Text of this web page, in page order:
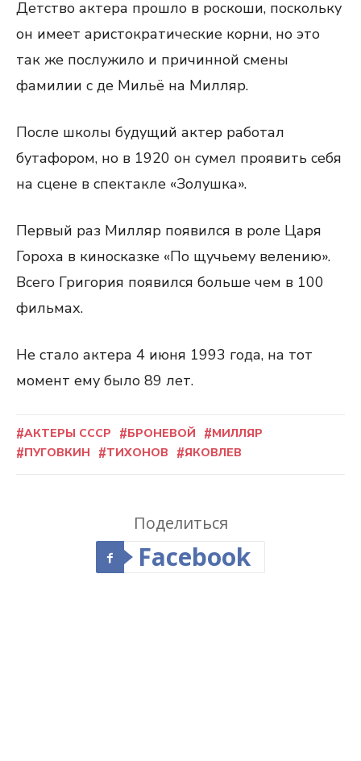
Детство актера прошло в роскоши, поскольку
он имеет аристократические корни, но это
так же послужило и причинной смены
фамилии с де Мильё на Милляр.
После школы будущий актер работал
бутафором, но в 1920 он сумел проявить себя
на сцене в спектакле «Золушка».
Первый раз Милляр появился в роле Царя
Гороха в киносказке «По щучьему велению».
Всего Григория появился больше чем в 100
фильмах.
Не стало актера 4 июня 1993 года, на тот
момент ему было 89 лет.
АКТЕРЫ СССР БРОНЕВОЙ
МИЛЛЯР
ПУГОВКИН
ТИХОНОВ ЯКОВЛЕВ
Поделиться
Facebook